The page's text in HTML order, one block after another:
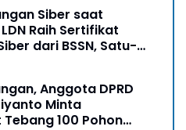
Siber saat
Raih Sertifikat
dari BSSN, Satu-
Anggota DPRD
Minta
100 Pohon